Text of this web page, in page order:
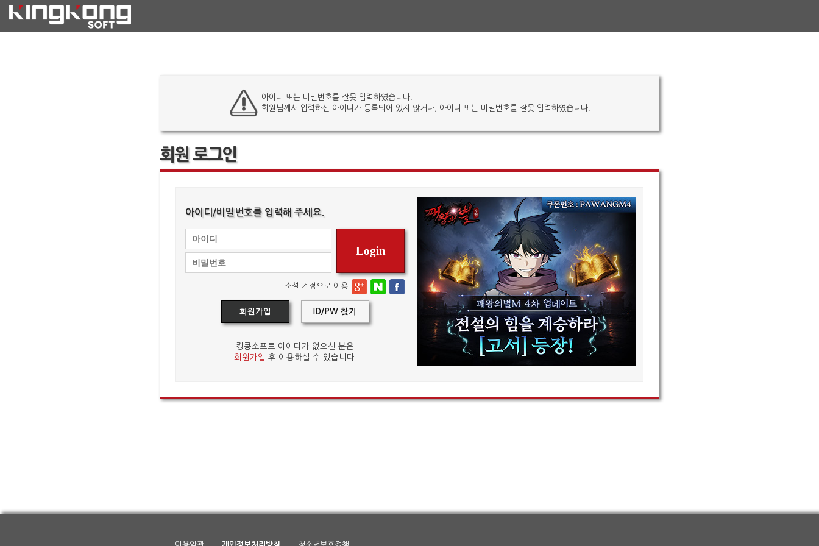
아이디 또는 비밀번호를 잘못 입력하였습니다.
회원님께서 입력하신 아이디가 등록되어 있지 않거나, 아이디 또는 비밀번호를 잘못 입력하였습니다.
회원 로그인
아이디/비밀번호를 입력해 주세요.
소셜 계정으로 이용
회원가입 ID/PW 찾기
킹콩소프트 아이디가 없으신 분은
회원가입 후 이용하실 수 있습니다.